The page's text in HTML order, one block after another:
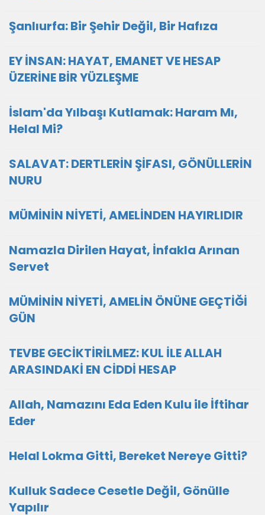
Şanlıurfa: Bir Şehir Değil, Bir Hafıza
EY İNSAN: HAYAT, EMANET VE HESAP
ÜZERİNE BİR YÜZLEŞME
İslam'da Yılbaşı Kutlamak: Haram Mı,
Helal Mi?
SALAVAT: DERTLERİN ŞİFASI, GÖNÜLLERİN
NURU
MÜMİNİN NİYETİ, AMELİNDEN HAYIRLIDIR
Namazla Dirilen Hayat, İnfakla Arınan
Servet
MÜMİNİN NİYETİ, AMELİN ÖNÜNE GEÇTİĞİ
GÜN
TEVBE GECİKTİRİLMEZ: KUL İLE ALLAH
ARASINDAKİ EN CİDDİ HESAP
Allah, Namazını Eda Eden Kulu ile İftihar
Eder
Helal Lokma Gitti, Bereket Nereye Gitti?
Kulluk Sadece Cesetle Değil, Gönülle
Yapılır